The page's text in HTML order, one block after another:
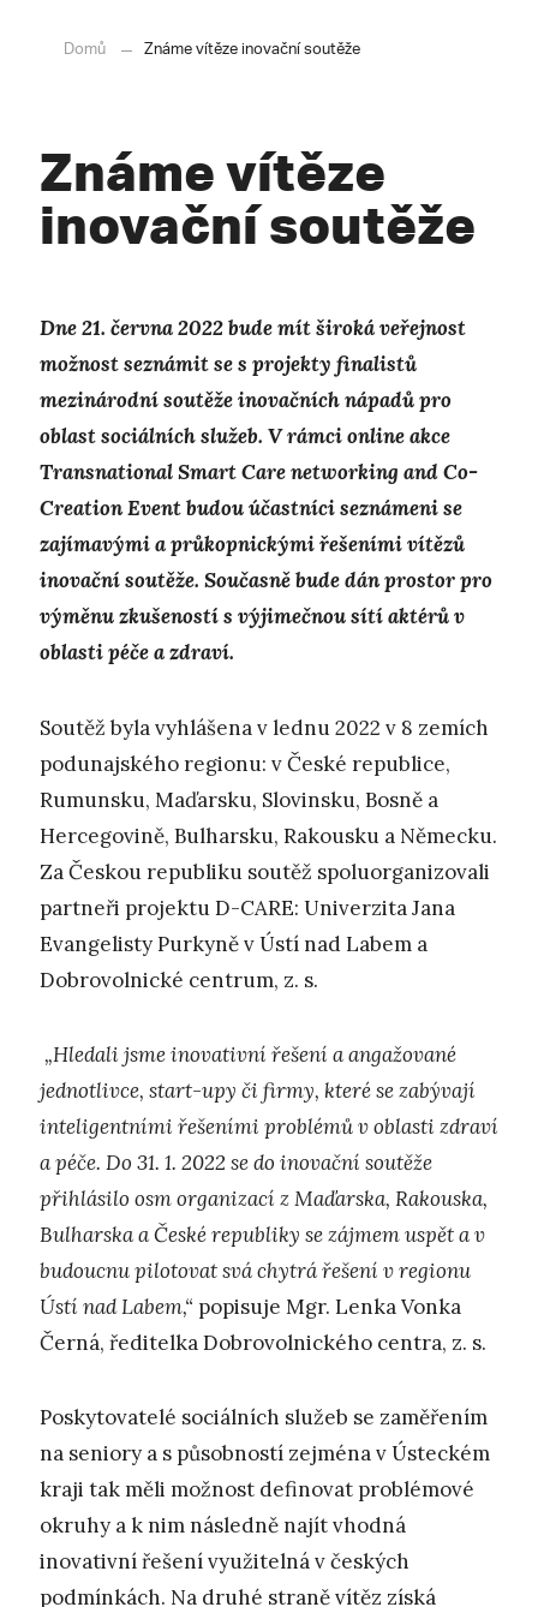
Domů Známe vítěze inovační soutěže
Známe vítěze
inovační soutěže
Dne 21. června 2022 bude mít široká veřejnost
možnost seznámit se s projekty finalistů
mezinárodní soutěže inovačních nápadů pro
oblast sociálních služeb. V rámcionline akce
Transnational Smart Care networking and Co-
Creation Event budou účastníci seznámeni se
zajímavýmia průkopnickými řešeními vítězů
inovační soutěže. Současně bude dán prostor pro
výměnu zkušeností s výjimečnou sítí aktérů v
oblasti péče a zdraví.
Soutěž byla vyhlášena v lednu 2022 v 8 zemích
podunajského regionu: v České republice,
Rumunsku, Maďarsku, Slovinsku, Bosně a
Hercegovině, Bulharsku, Rakousku a Německu.
Za Českou republiku soutěž spoluorganizovali
partneři projektu D-CARE: Univerzita Jana
Evangelisty Purkyně v Ústí nad Labem a
Dobrovolnické centrum, z. s.
„Hledali jsme inovativní řešení a angažované
jednotlivce, start-upy či firmy, které se zabývají
inteligentními řešeními problémů v oblasti zdraví
a péče. Do 31. 1. 2022 se do inovační soutěže
přihlásilo osm organizací z Maďarska, Rakouska,
Bulharska a České republiky se zájmem uspět a v
budoucnu pilotovat svá chytrá řešení v regionu
Ústí nad Labem,“ popisuje Mgr. Lenka Vonka
Černá, ředitelka Dobrovolnického centra, z. s.
Poskytovatelé sociálních služeb se zaměřením
na seniory a s působností zejména v Ústeckém
kraji tak měli možnost definovat problémové
okruhy a k nim následně najít vhodná
inovativní řešení využitelná v českých
podmínkách. Na druhé straně vítěz získá